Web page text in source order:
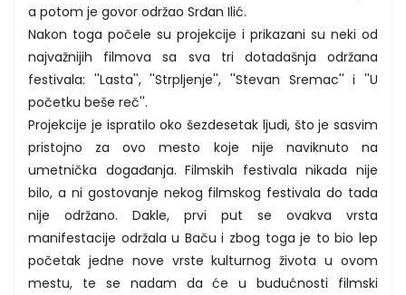
a potom je govor održao Srđan Ilić.
Nakon toga počele su projekcije i prikazani su neki od
najvažnijih filmova sa sva tri dotadašnja održana
festivala: ''Lasta'', ''Strpljenje'', ''Stevan Sremac'' i ''U
početku beše reč''.
Projekcije je ispratilo oko šezdesetak ljudi, što je sasvim
pristojno za ovo mesto koje nije naviknuto na
umetnička događanja. Filmskih festivala nikada nije
bilo, a ni gostovanje nekog filmskog festivala do tada
nije održano. Dakle, prvi put se ovakva vrsta
manifestacije održala u Baču i zbog toga je to bio lep
početak jedne nove vrste kulturnog života u ovom
mestu, te se nadam da će u budućnosti filmski